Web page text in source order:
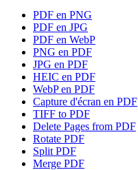
PDF en PNG
PDF en JPG
PDF en WebP
PNG en PDF
JPG en PDF
HEIC en PDF
WebP en PDF
Capture d'écran en PDF
TIFF to PDF
Delete Pages from PDF
Rotate PDF
Split PDF
Merge PDF